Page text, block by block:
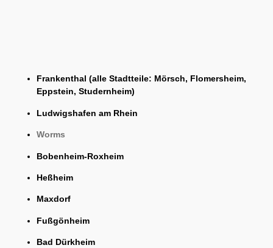
Frankenthal (alle Stadtteile: Mörsch, Flomersheim,
Eppstein, Studernheim)
Ludwigshafen am Rhein
Worms
Bobenheim-Roxheim
Heßheim
Maxdorf
Fußgönheim
Bad Dürkheim